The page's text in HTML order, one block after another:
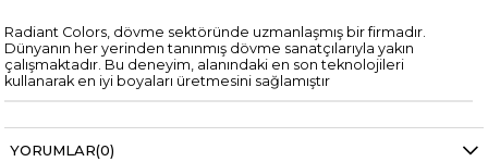
Radiant Colors, dövme sektöründe uzmanlaşmış bir firmadır.
Dünyanın her yerinden tanınmış dövme sanatçılarıyla yakın
çalışmaktadır. Bu deneyim, alanındaki en son teknolojileri
kullanarak en iyi boyaları üretmesini sağlamıştır
YORUMLAR(0)